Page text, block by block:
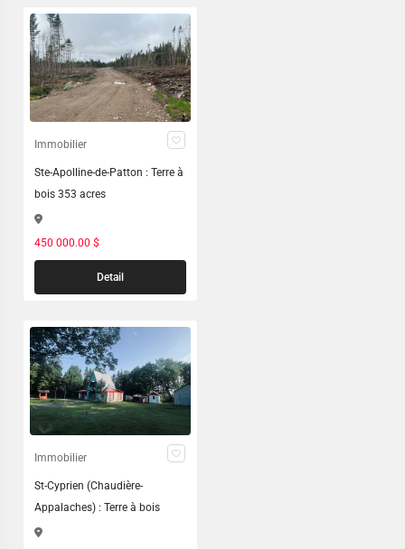
Immobilier
Ste-Apolline-de-Patton : Terre à
bois 353 acres
450 000.00 $
Detail
Immobilier
St-Cyprien (Chaudière-
Appalaches) : Terre à bois